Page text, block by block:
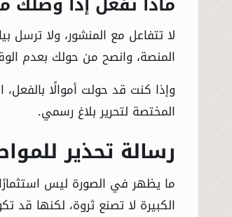
الرئيسية
لا تتفاعل مع المنشور، ولا ترسل
المنصة، وانصح من حولك بعدم
وإذا كنت قد حولت أموالًا بالفعل،
المختصة لتحرير بلاغ رسمي.
رسالة تحذير
ما يظهر في الصورة ليس
الكبيرة لا تصنع ثروة، لكنها قد